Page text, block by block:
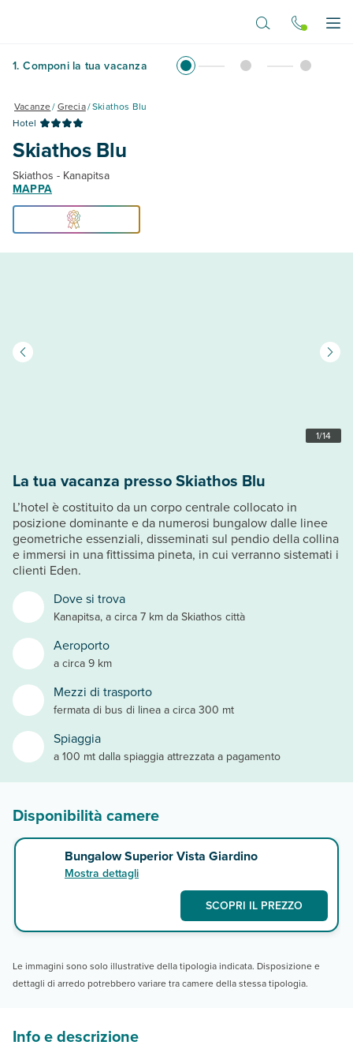
1. Componi la tua vacanza
Vacanze/Grecia/Skiathos Blu
Hotel
Skiathos Blu
Skiathos - Kanapitsa
MAPPA
1/14
Dove si trova
Kanapitsa, a circa 7 km da Skiathos città
Aeroporto
a circa 9 km
Mezzi di trasporto
fermata di bus di linea a circa 300 mt
Spiaggia
a 100 mt dalla spiaggia attrezzata a pagamento
La tua vacanza presso Skiathos Blu
L’hotel è costituito da un corpo centrale collocato in
posizione dominante e da numerosi bungalow dalle linee
geometriche essenziali, disseminati sul pendio della collina
e immersi in una fittissima pineta, in cui verranno sistemati i
clienti Eden.
Disponibilità camere
Bungalow Superior Vista Giardino
Mostra dettagli
SCOPRI IL PREZZO
Le immagini sono solo illustrative della tipologia indicata. Disposizione e
dettagli di arredo potrebbero variare tra camere della stessa tipologia.
Info e descrizione